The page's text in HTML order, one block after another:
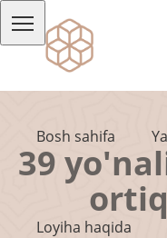
Bosh sahifa
Loyiha haqida
39